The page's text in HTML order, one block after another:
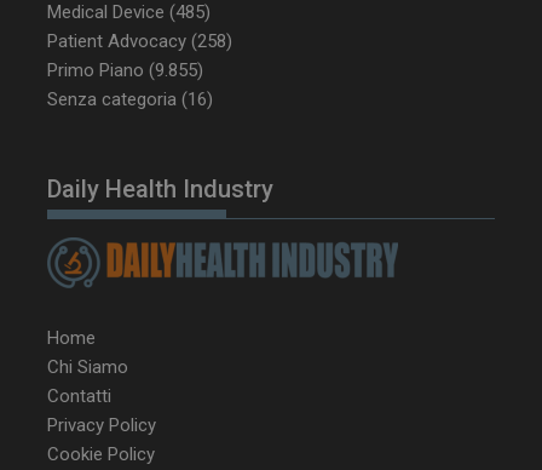
Medical Device (485)
Patient Advocacy (258)
Primo Piano (9.855)
Senza categoria (16)
Daily Health Industry
Home
Chi Siamo
Contatti
Privacy Policy
Cookie Policy
tracking-sites-
CookieScriptConsent
CookieScript
www.dailyhealthindustry.it